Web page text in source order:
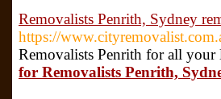
Removalists Penrith, Sydney
https://
Removalists Penrith for all your
for Removalists Penrith,